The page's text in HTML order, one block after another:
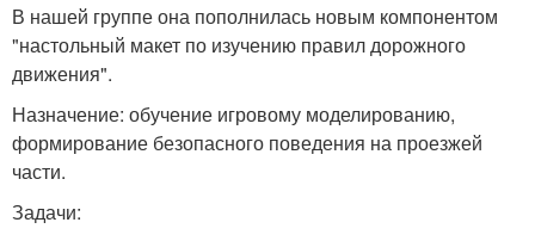
В нашей группе она пополнилась новым компонентом
"настольный макет по изучению правил дорожного
движения".
Назначение: обучение игровому моделированию,
формирование безопасного поведения на проезжей
части.
Задачи: